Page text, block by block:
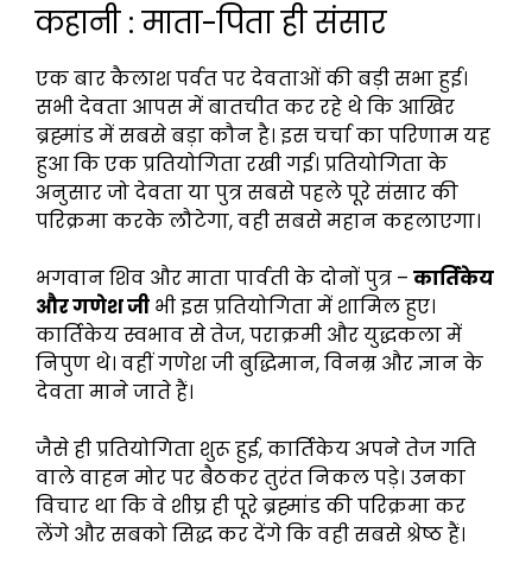
कहानी : माता-पिता ही संसार
एक बार कैलाश पर्वत पर देवताओं की बड़ी सभा हुई।
सभी देवता आपस में बातचीत कर रहे थे कि आखिर
ब्रह्मांड में सबसे बड़ा कौन है। इस चर्चा का परिणाम यह
हुआ कि एक प्रतियोगिता रखी गई। प्रतियोगिता के
अनुसार जो देवता या पुत्र सबसे पहले पूरे संसार की
परिक्रमा करके लौटेगा, वही सबसे महान कहलाएगा।
भगवान शिव और माता पार्वती के दोनों पुत्र – कार्तिकेय
और गणेश जी भी इस प्रतियोगिता में शामिल हुए।
कार्तिकेय स्वभाव से तेज, पराक्रमी और युद्धकला में
निपुण थे। वहीं गणेश जी बुद्धिमान, विनम्र और ज्ञान के
देवता माने जाते हैं।
जैसे ही प्रतियोगिता शुरू हुई, कार्तिकेय अपने तेज गति
वाले वाहन मोर पर बैठकर तुरंत निकल पड़े। उनका
विचार था कि वे शीघ्र ही पूरे ब्रह्मांड की परिक्रमा कर
लेंगे और सबको सिद्ध कर देंगे कि वही सबसे श्रेष्ठ हैं।